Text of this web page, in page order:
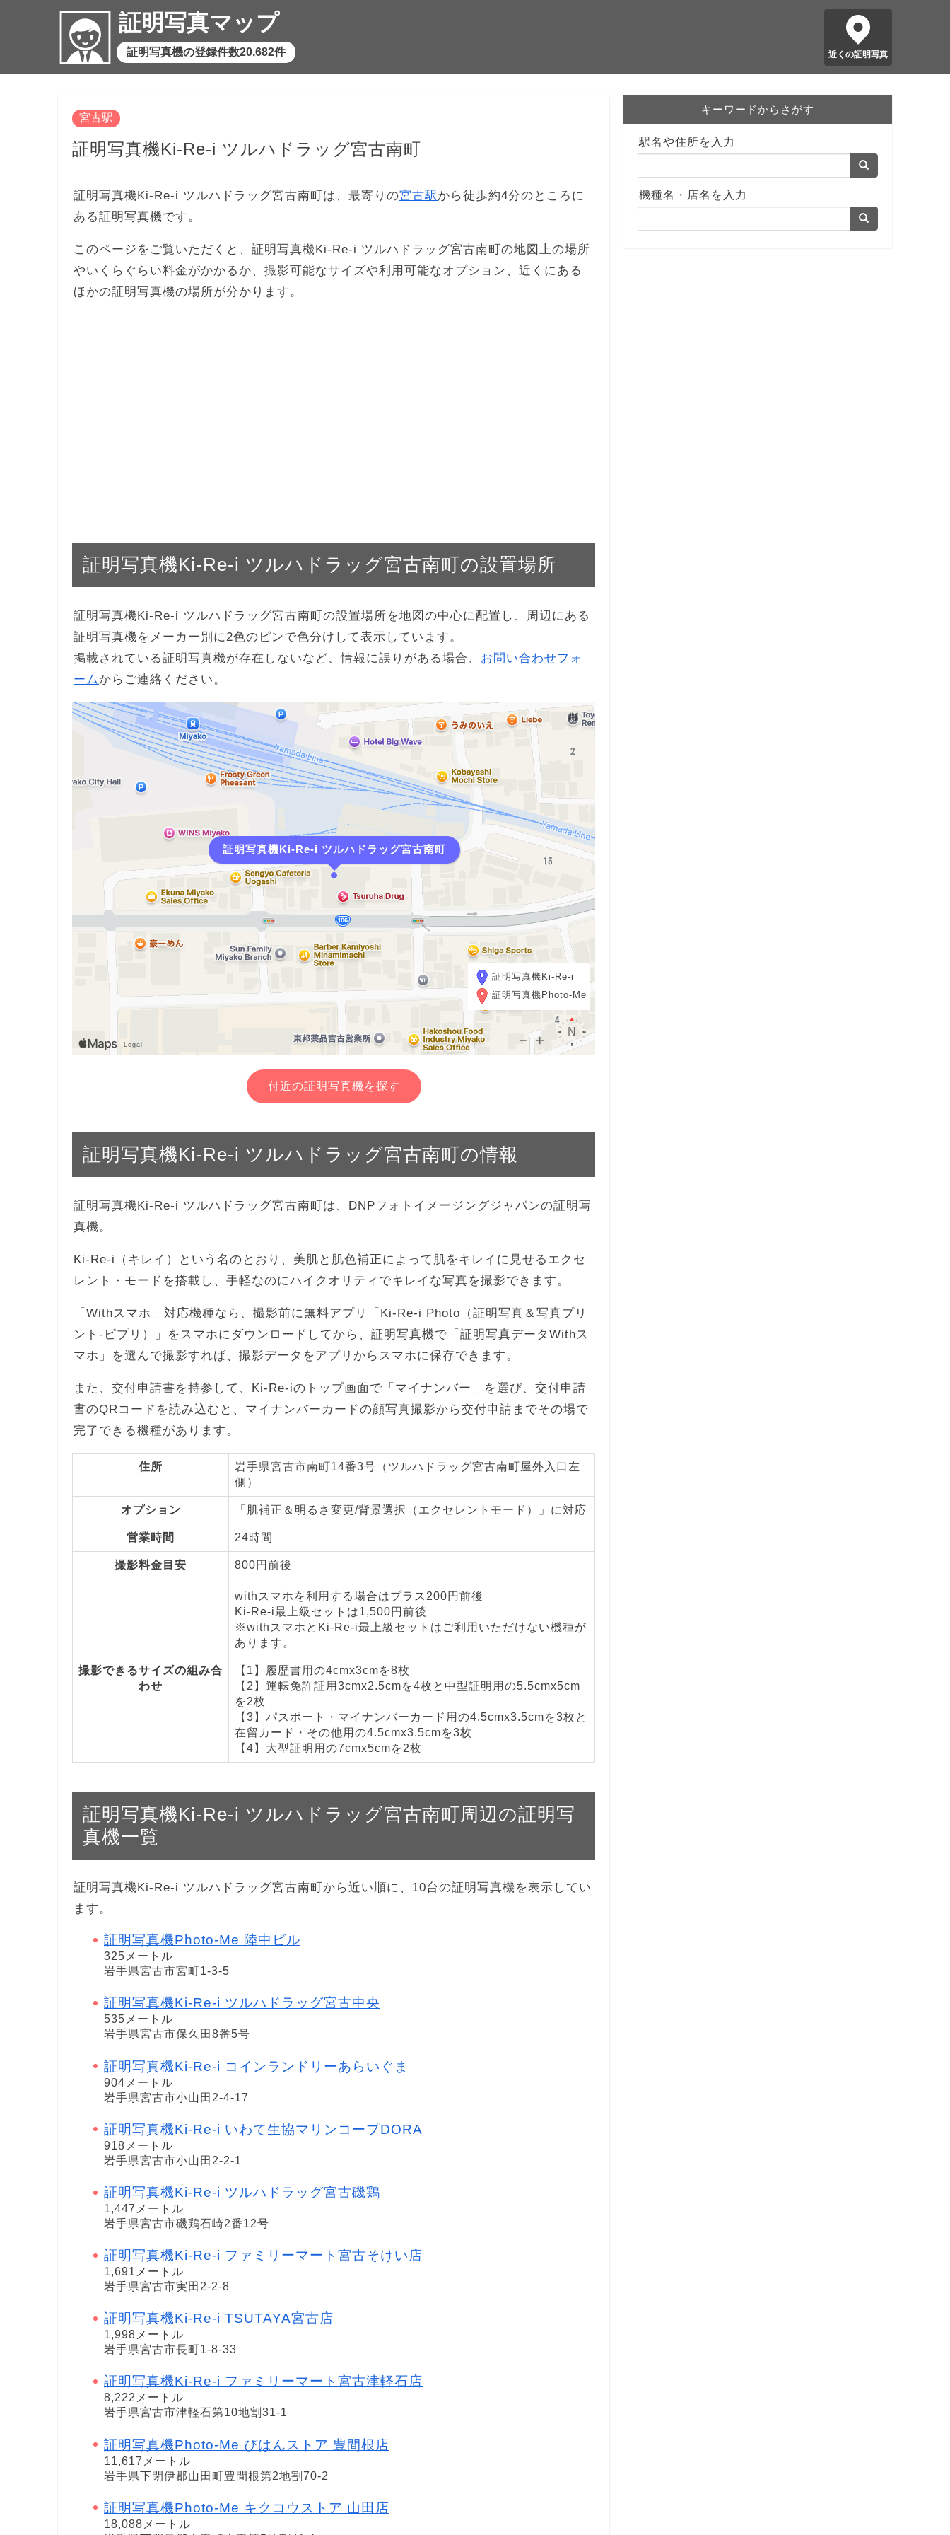
証明写真マップ
証明写真機の登録件数20,682件 近くの証明写真
宮古駅
証明写真機Ki-Re-i ツルハドラッグ宮古南町
証明写真機Ki-Re-i ツルハドラッグ宮古南町は、最寄りの宮古駅から徒歩約4分のところに
ある証明写真機です。
このページをご覧いただくと、証明写真機Ki-Re-i ツルハドラッグ宮古南町の地図上の場所
やいくらぐらい料金がかかるか、撮影可能なサイズや利用可能なオプション、近くにある
ほかの証明写真機の場所が分かります。
証明写真機Ki-Re-i ツルハドラッグ宮古南町の設置場所
証明写真機Ki-Re-i ツルハドラッグ宮古南町の設置場所を地図の中心に配置し、周辺にある
証明写真機をメーカー別に2色のピンで色分けして表示しています。
掲載されている証明写真機が存在しないなど、情報に誤りがある場合、 お問い合わせフォ
ーム からご連絡ください。
証明写真機Ki-Re-i ツルハドラッグ宮古南町
証明写真機Ki-Re-i
証明写真機Photo-Me
付近の証明写真機を探す
証明写真機Ki-Re-i ツルハドラッグ宮古南町の情報
証明写真機Ki-Re-i ツルハドラッグ宮古南町は、DNPフォトイメージングジャパンの証明写
真機。
Ki-Re-i（キレイ）という名のとおり、美肌と肌色補正によって肌をキレイに見せるエクセ
レント・モードを搭載し、手軽なのにハイクオリティでキレイな写真を撮影できます。
「Withスマホ」対応機種なら、撮影前に無料アプリ「Ki-Re-i Photo（証明写真＆写真プリ
ント-ピプリ）」をスマホにダウンロードしてから、証明写真機で「証明写真データWithス
マホ」を選んで撮影すれば、撮影データをアプリからスマホに保存できます。
また、交付申請書を持参して、Ki-Re-iのトップ画面で「マイナンバー」を選び、交付申請
書のQRコードを読み込むと、マイナンバーカードの顔写真撮影から交付申請までその場で
完了できる機種があります。
住所
岩手県宮古市南町14番3号（ツルハドラッグ宮古南町屋外入口左
側）
オプション 「肌補正＆明るさ変更/背景選択（エクセレントモード）」に対応
営業時間 24時間
撮影料金目安 800円前後
withスマホを利用する場合はプラス200円前後
Ki-Re-i最上級セットは1,500円前後
※withスマホとKi-Re-i最上級セットはご利用いただけない機種が
あります。
撮影できるサイズの組み合
わせ
【1】履歴書用の4cmx3cmを8枚
【2】運転免許証用3cmx2.5cmを4枚と中型証明用の5.5cmx5cm
を2枚
【3】パスポート・マイナンバーカード用の4.5cmx3.5cmを3枚と
在留カード・その他用の4.5cmx3.5cmを3枚
【4】大型証明用の7cmx5cmを2枚
証明写真機Ki-Re-i ツルハドラッグ宮古南町周辺の証明写
真機一覧
証明写真機Ki-Re-i ツルハドラッグ宮古南町から近い順に、10台の証明写真機を表示してい
ます。
証明写真機Photo-Me 陸中ビル
325メートル
岩手県宮古市宮町1-3-5
証明写真機Ki-Re-i ツルハドラッグ宮古中央
535メートル
岩手県宮古市保久田8番5号
証明写真機Ki-Re-i コインランドリーあらいぐま
904メートル
岩手県宮古市小山田2-4-17
証明写真機Ki-Re-i いわて生協マリンコープDORA
918メートル
岩手県宮古市小山田2-2-1
証明写真機Ki-Re-i ツルハドラッグ宮古磯鶏
1,447メートル
岩手県宮古市磯鶏石崎2番12号
証明写真機Ki-Re-i ファミリーマート宮古そけい店
1,691メートル
岩手県宮古市実田2-2-8
証明写真機Ki-Re-i TSUTAYA宮古店
1,998メートル
岩手県宮古市長町1-8-33
証明写真機Ki-Re-i ファミリーマート宮古津軽石店
8,222メートル
岩手県宮古市津軽石第10地割31-1
証明写真機Photo-Me びはんストア 豊間根店
11,617メートル
岩手県下閉伊郡山田町豊間根第2地割70-2
証明写真機Photo-Me キクコウストア 山田店
18,088メートル
キーワードからさがす
駅名や住所を入力
機種名・店名を入力